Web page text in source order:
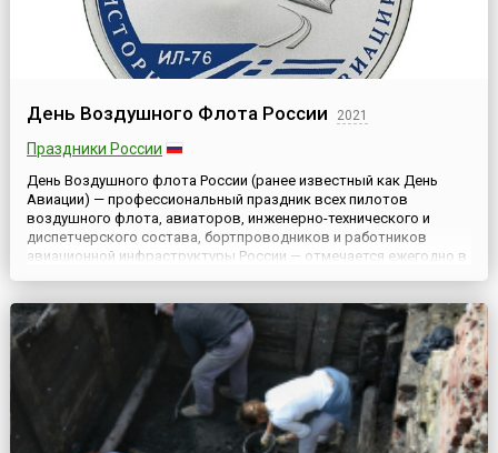
День Воздушного Флота России 2021
Праздники России
День Воздушного флота России (ранее известный как День
Авиации) — профессиональный праздник всех пилотов
воздушного флота, авиаторов, инженерно-технического и
диспетчерского состава, бортпроводников и работников
авиационной инфраструктуры России — отмечается ежегодно в
1 от 28 сентября 19...